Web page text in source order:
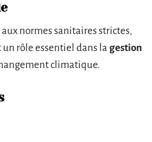
normes sanitaires strictes,
rôle essentiel dans la gestion
climatique.